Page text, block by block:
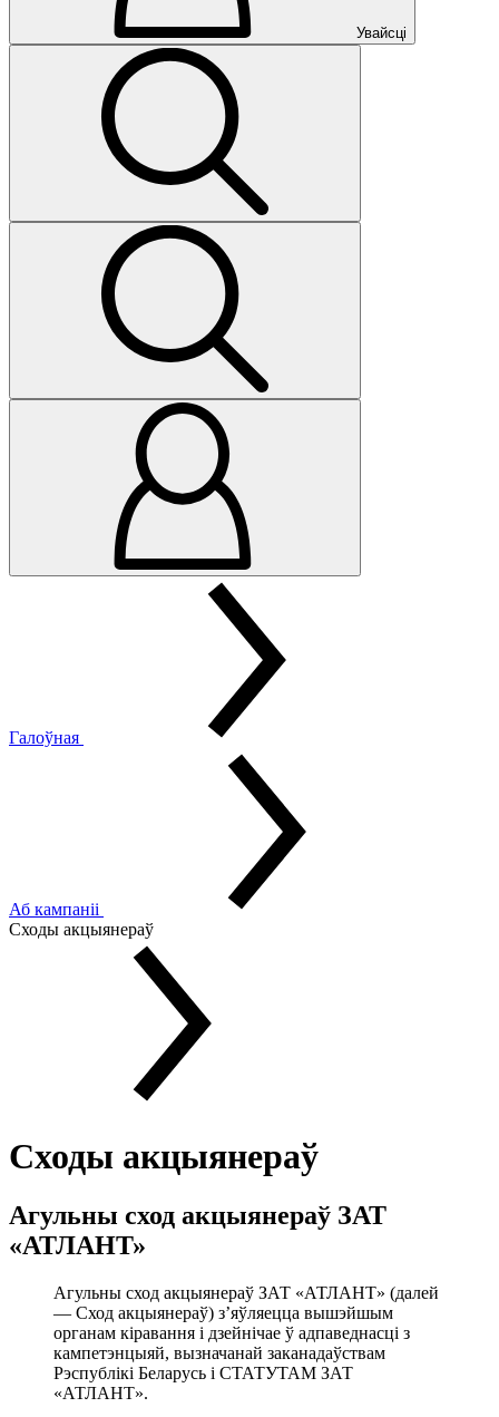
Увайсці
Галоўная
Аб кампаніі
Сходы акцыянераў
Сходы акцыянераў
Агульны сход акцыянераў ЗАТ
«АТЛАНТ»
Агульны сход акцыянераў ЗАТ «АТЛАНТ» (далей
— Сход акцыянераў) з’яўляецца вышэйшым
органам кіравання і дзейнічае ў адпаведнасці з
кампетэнцыяй, вызначанай заканадаўствам
Рэспублікі Беларусь і СТАТУТАМ ЗАТ
«АТЛАНТ».